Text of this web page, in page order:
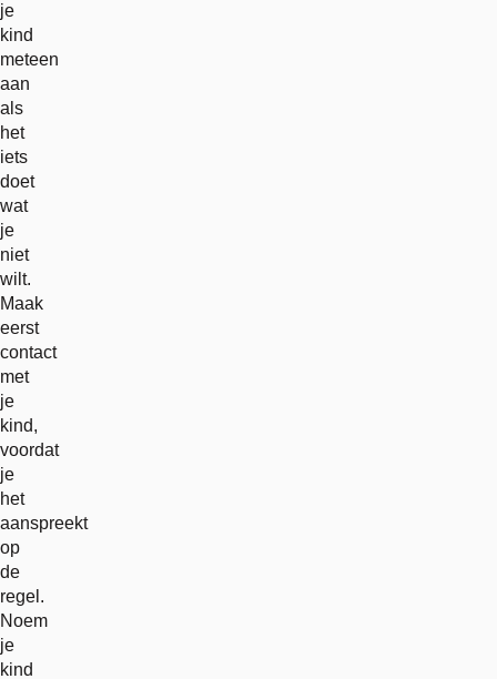
je
kind
meteen
aan
als
het
iets
doet
wat
je
niet
wilt.
Maak
eerst
contact
met
je
kind,
voordat
je
het
aanspreekt
op
de
regel.
Noem
je
kind